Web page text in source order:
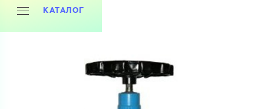
Ваш запрос
КАТАЛОГ